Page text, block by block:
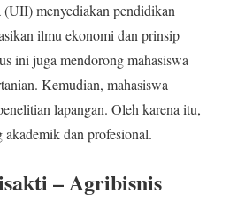
menyediakan pendidikan
ilmu ekonomi dan prinsip
ini juga mendorong mahasiswa
Kemudian, mahasiswa
lapangan. Oleh karena itu,
dan profesional.
– Agribisnis